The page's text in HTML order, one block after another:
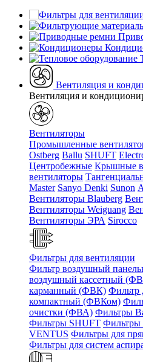
Вентиляция и
Вентиляция и
Вентиляторы
Промышленные
Ostberg Ballu SHUFT
Центробежные Крышные
вентиляторы
Master Sanyo Denki Sunon
Вентиляторы Blauberg
Вентиляторы Weiguang
Вентиляторы ЭРА Sirocco
Фильтры для вентиляции
Фильтр воздушный
воздушный кассетный
карманный (ФВК) Фильтр
компактный (ФВКом)
очистки (ФВА) Фильтры
Фильтры SHUFT Фильтры
VENTUS Фильтры для
Фильтры для систем